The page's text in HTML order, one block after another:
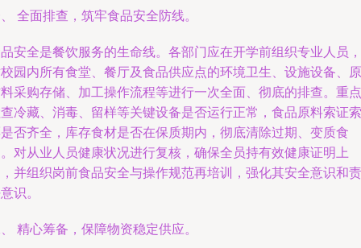
全面排查，筑牢食品安全防线。
安全是餐饮服务的生命线。各部门应在开学前组织专业人员，
园内所有食堂、餐厅及食品供应点的环境卫生、设施设备、原
采购存储、加工操作流程等进行一次全面、彻底的排查。重点
冷藏、消毒、留样等关键设备是否运行正常，食品原料索证索
否齐全，库存食材是否在保质期内，彻底清除过期、变质食
对从业人员健康状况进行复核，确保全员持有效健康证明上
并组织岗前食品安全与操作规范再培训，强化其安全意识和责
识。
精心筹备，保障物资稳定供应。